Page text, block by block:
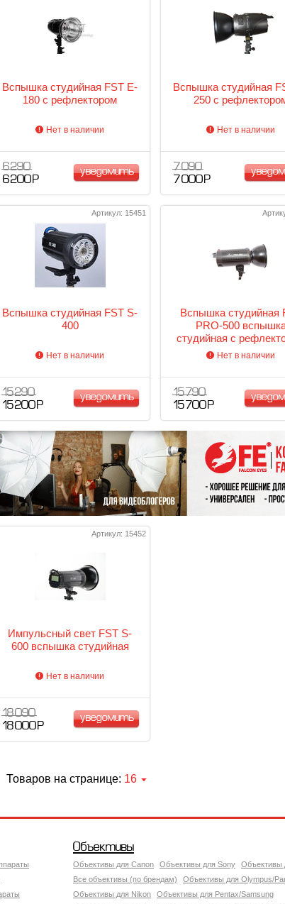
Вспышка студийная FST E-
180 с рефлектором
Нет в наличии
6 290
6 200 Р
уведомить
Вспышка студийная
250 с
Нет в наличии
7 090
7 000 Р
Артикул: 15451
Вспышка студийная FST S-
400
Нет в наличии
15 290
15 200 Р
уведомить
Вспышка студийная
PRO-500
студийная с
Нет в наличии
15 790
15 700 Р
Артикул: 15452
Импульсный свет FST S-
600 вспышка студийная
Нет в наличии
18 090
18 000 Р
уведомить
Товаров на странице: 16
Объективы
Объективы для Canon Объективы для Sony
Объективы
Все объективы (по брендам)
Объективы для Olympus/
Объективы для Nikon
Объективы для Pentax/Samsung